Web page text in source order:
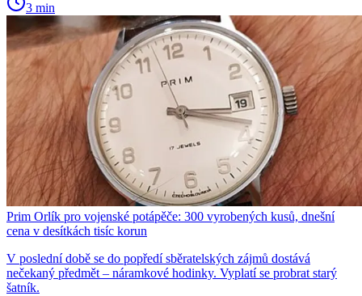
3 min
Prim Orlík pro vojenské potápěče: 300 vyrobených kusů, dnešní
cena v desítkách tisíc korun
V poslední době se do popředí sběratelských zájmů dostává
nečekaný předmět – náramkové hodinky. Vyplatí se probrat starý
šatník.